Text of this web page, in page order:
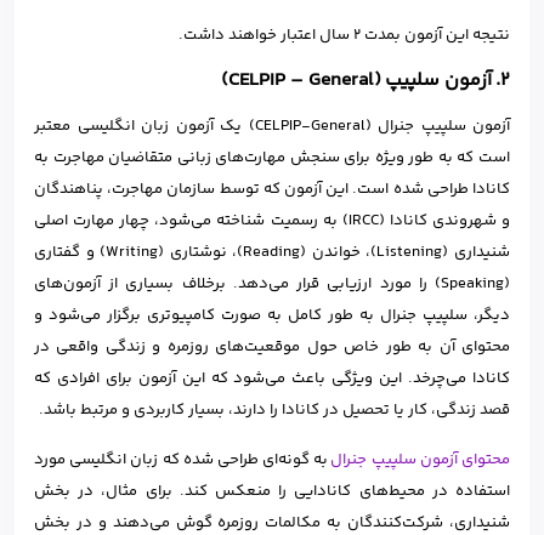
نتیجه این آزمون بمدت 2 سال اعتبار خواهند داشت.
2. آزمون سلپیپ (CELPIP – General)
آزمون سلپیپ جنرال (CELPIP-General) یک آزمون زبان انگلیسی معتبر
است که به طور ویژه برای سنجش مهارت‌های زبانی متقاضیان مهاجرت به
کانادا طراحی شده است. این آزمون که توسط سازمان مهاجرت، پناهندگان
و شهروندی کانادا (IRCC) به رسمیت شناخته می‌شود، چهار مهارت اصلی
شنیداری (Listening)، خواندن (Reading)، نوشتاری (Writing) و گفتاری
(Speaking) را مورد ارزیابی قرار می‌دهد. برخلاف بسیاری از آزمون‌های
دیگر، سلپیپ جنرال به طور کامل به صورت کامپیوتری برگزار می‌شود و
محتوای آن به طور خاص حول موقعیت‌های روزمره و زندگی واقعی در
کانادا می‌چرخد. این ویژگی باعث می‌شود که این آزمون برای افرادی که
قصد زندگی، کار یا تحصیل در کانادا را دارند، بسیار کاربردی و مرتبط باشد.
محتوای آزمون سلپیپ جنرال به گونه‌ای طراحی شده که زبان انگلیسی مورد
استفاده در محیط‌های کانادایی را منعکس کند. برای مثال، در بخش
شنیداری، شرکت‌کنندگان به مکالمات روزمره گوش می‌دهند و در بخش